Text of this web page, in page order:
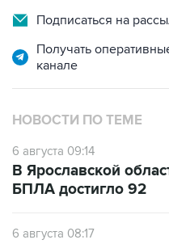
Подписаться на
Получать
канале
НОВОСТИ ПО ТЕМЕ
6 августа 09:14
В Ярославской
БПЛА достигло 92
6 августа 08:17